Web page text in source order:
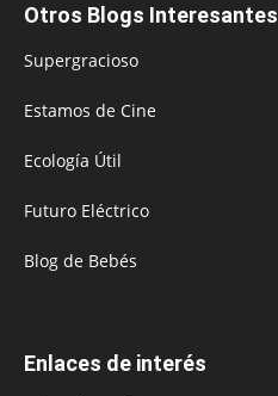
Otros Blogs Interesantes
Supergracioso
Estamos de Cine
Ecología Útil
Futuro Eléctrico
Blog de Bebés
Enlaces de interés